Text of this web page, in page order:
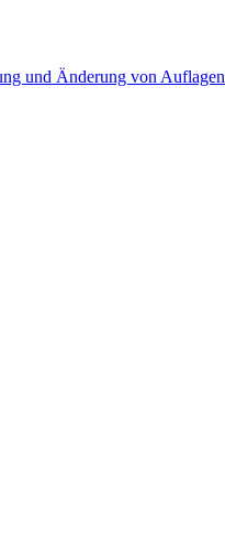
und Änderung von Auflagen